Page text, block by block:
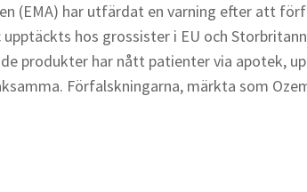
(EMA) har utfärdat en varning efter att
hos grossister i EU och
produkter har nått patienter via apotek,
Förfalskningarna, märkta som